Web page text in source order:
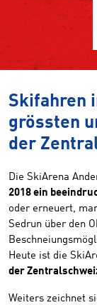
Skifahren
grössten
der
Die SkiArena
2018 ein
oder erneuert,
Sedrun über den
Heute ist die
der
Weiters zeichnet